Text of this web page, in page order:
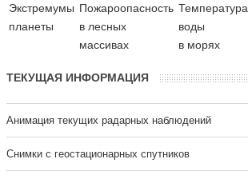
Экстремумы
планеты
Пожароопасность
в лесных
массивах
Температура
воды
в морях
ТЕКУЩАЯ ИНФОРМАЦИЯ
Анимация текущих радарных наблюдений
Cнимки с геостационарных спутников